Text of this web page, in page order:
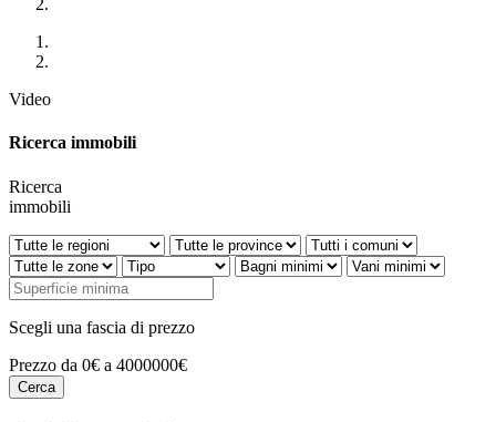
Video
Ricerca immobili
Ricerca
immobili
Scegli una fascia di prezzo
Prezzo da 0€ a 4000000€